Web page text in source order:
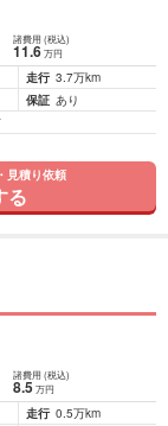
諸費用 (税込)
11.6 万円
走行 3.7万km
保証 あり
見積り依頼
る
諸費用 (税込)
8.5 万円
走行 0.5万km